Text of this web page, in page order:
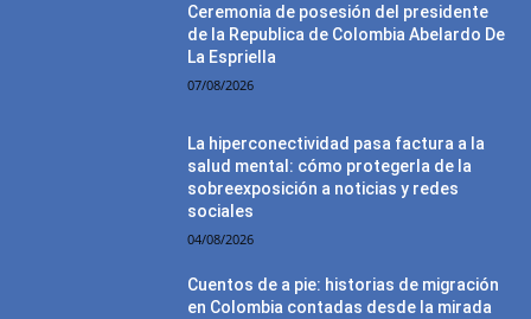
Ceremonia de posesión del presidente
de la Republica de Colombia Abelardo De
La Espriella
07/08/2026
La hiperconectividad pasa factura a la
salud mental: cómo protegerla de la
sobreexposición a noticias y redes
sociales
04/08/2026
Cuentos de a pie: historias de migración
en Colombia contadas desde la mirada